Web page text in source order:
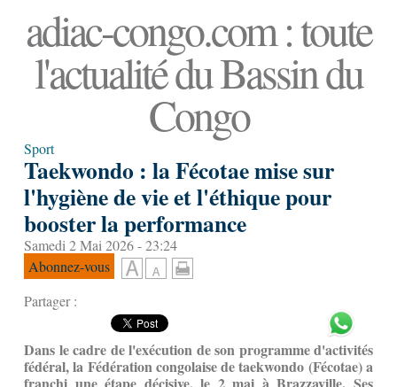
adiac-congo.com : toute
l'actualité du Bassin du
Congo
Sport
Taekwondo : la Fécotae mise sur
l'hygiène de vie et l'éthique pour
booster la performance
Samedi 2 Mai 2026 - 23:24
Abonnez-vous
Partager :
Dans le cadre de l'exécution de son programme d'activités
fédéral, la Fédération congolaise de taekwondo (Fécotae) a